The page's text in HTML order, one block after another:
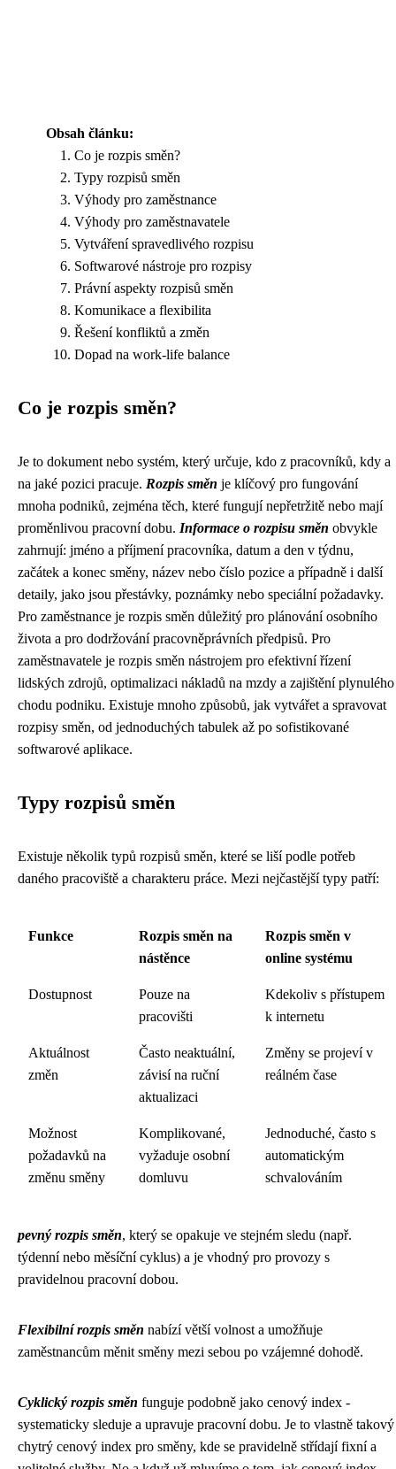
Obsah článku:
Co je rozpis směn?
Typy rozpisů směn
Výhody pro zaměstnance
Výhody pro zaměstnavatele
Vytváření spravedlivého rozpisu
Softwarové nástroje pro rozpisy
Právní aspekty rozpisů směn
Komunikace a flexibilita
Řešení konfliktů a změn
Dopad na work-life balance
Co je rozpis směn?
Je to dokument nebo systém, který určuje, kdo z pracovníků, kdy a
na jaké pozici pracuje. Rozpis směn je klíčový pro fungování
mnoha podniků, zejména těch, které fungují nepřetržitě nebo mají
proměnlivou pracovní dobu. Informace o rozpisu směn obvykle
zahrnují: jméno a příjmení pracovníka, datum a den v týdnu,
začátek a konec směny, název nebo číslo pozice a případně i další
detaily, jako jsou přestávky, poznámky nebo speciální požadavky.
Pro zaměstnance je rozpis směn důležitý pro plánování osobního
života a pro dodržování pracovněprávních předpisů. Pro
zaměstnavatele je rozpis směn nástrojem pro efektivní řízení
lidských zdrojů, optimalizaci nákladů na mzdy a zajištění plynulého
chodu podniku. Existuje mnoho způsobů, jak vytvářet a spravovat
rozpisy směn, od jednoduchých tabulek až po sofistikované
softwarové aplikace.
Typy rozpisů směn
Existuje několik typů rozpisů směn, které se liší podle potřeb
daného pracoviště a charakteru práce. Mezi nejčastější typy patří:
Funkce
Rozpis směn na
nástěnce
Rozpis směn v
online systému
Dostupnost
Pouze na
pracovišti
Kdekoliv s přístupem
k internetu
Aktuálnost
změn
Často neaktuální,
závisí na ruční
aktualizaci
Změny se projeví v
reálném čase
Možnost
požadavků na
změnu směny
Komplikované,
vyžaduje osobní
domluvu
Jednoduché, často s
automatickým
schvalováním
pevný rozpis směn, který se opakuje ve stejném sledu (např.
týdenní nebo měsíční cyklus) a je vhodný pro provozy s
pravidelnou pracovní dobou.
Flexibilní rozpis směn nabízí větší volnost a umožňuje
zaměstnancům měnit směny mezi sebou po vzájemné dohodě.
Cyklický rozpis směn funguje podobně jako cenový index -
systematicky sleduje a upravuje pracovní dobu. Je to vlastně takový
chytrý cenový index pro směny, kde se pravidelně střídají fixní a